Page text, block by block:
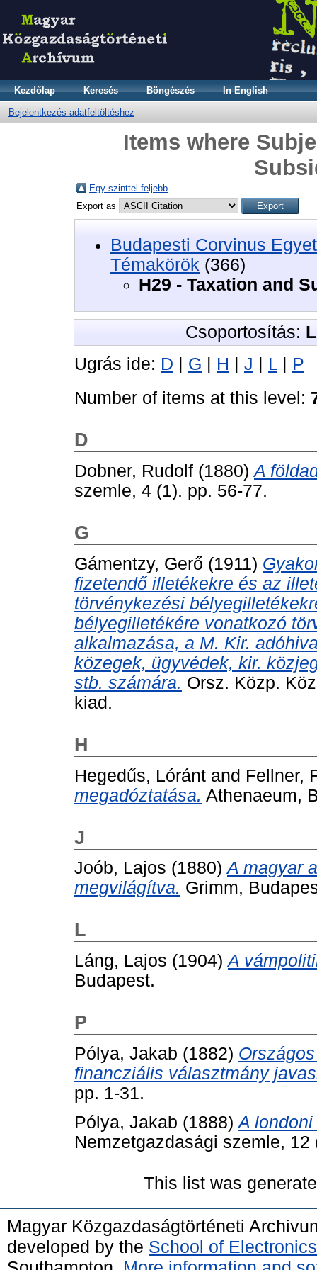
Kezdőlap Keresés Böngészés In English
Bejelentkezés adatfeltöltéshez
Items where
Egy szinttel feljebb
Export as
Budapesti Corvinus
Témakörök (366)
H29 - Taxation and
Csoportosítás:
Ugrás ide: D G H J L
P
Number of items at this level:
D
Dobner, Rudolf (1880)A
szemle, 4 (1). pp. 56-77.
G
Gámentzy, Gerő (1911)
fizetendő illetékekre és az
törvénykezési
bélyegilletékére vonatkozó
alkalmazása, a M. Kir.
közegek, ügyvédek, kir.
stb. számára. Orsz. Közp.
kiad.
H
Hegedűs, Lóránt and Fellner,
megadóztatása. Athenaeum,
J
Joób, Lajos (1880)A magyar
megvilágítva. Grimm,
L
Láng, Lajos (1904)A
Budapest.
P
Pólya, Jakab (1882)
financziális választmány
pp. 1-31.
Pólya, Jakab (1888)A
Nemzetgazdasági szemle, 12
This list was
Magyar Közgazdaságtörténeti
developed by the School of